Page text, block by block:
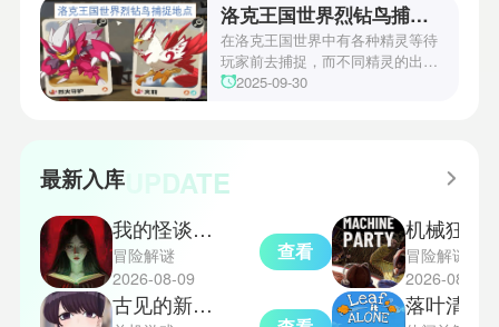
丰富多样的角色体系足以满足不同
战术需求。电表倒转是界园中的核
心挑战之一，玩家需合理利用通宝
和特殊钱币进行资源转换。明日方
乐趣和探索深度，丰富了玩家的游
洛克王国世界烈钻鸟捕捉地点
在洛克王国世界中有各种精灵等待
玩家前去捕捉，而不同精灵的出现
地点和捕捉方式也各不相同。有少
2025-09-30
最新入库UPDATE
我的怪谈笔记手游
冒险解谜
2026-08-09
查看
古见的新朋友们
冒险解谜
2026-08-09